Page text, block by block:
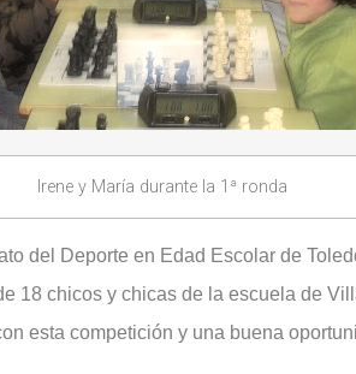
Irene y María durante la 1ª ronda
del Deporte en Edad Escolar de
18 chicos y chicas de la escuela de
esta competición y una buena